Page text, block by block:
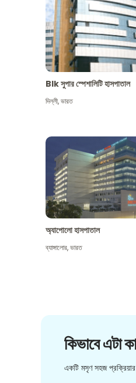
Blk সুপার স্পেশালিটি হাসপাতাল
দিল্লী,ভারত
অ্যাপোলো হাসপাতাল
ব্যাঙ্গালোর,ভারত
কিভাবে এটা
একটি মসৃণ সহজ প্রক্রিয়ার